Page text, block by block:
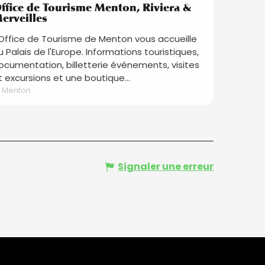
de Tourisme Menton, Riviera &
de Tourisme de Menton vous accueille
Palais de l'Europe. Informations touristiques,
billetterie événements, visites
excursions et une boutique...
Menton
Réservable
Signaler une erreur